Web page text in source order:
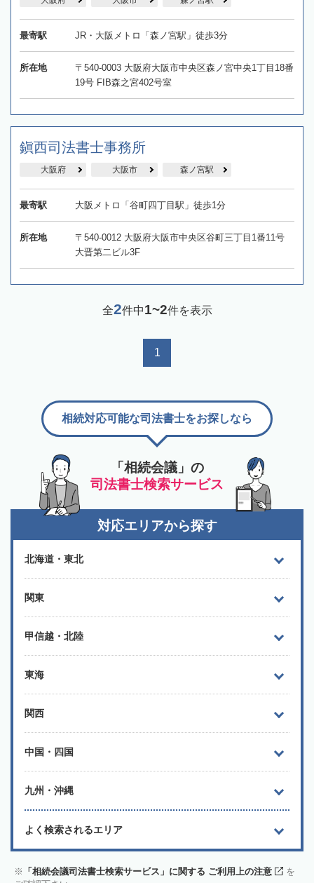
最寄駅 JR・大阪メトロ「森ノ宮駅」徒歩3分
所在地
〒540-0003 大阪府大阪市中央区森ノ宮中央1丁目18番
19号 FIB森之宮402号室
鎭西司法書士事務所
大阪府 大阪市 森ノ宮駅
最寄駅 大阪メトロ「谷町四丁目駅」徒歩1分
所在地
〒540-0012 大阪府大阪市中央区谷町三丁目1番11号
大晋第二ビル3F
全2件中1~2件を表示
1
「相続会議」の
司法書士検索サービス
相続対応可能な司法書士をお探しなら
対応エリアから探す
北海道・東北
関東
甲信越・北陸
東海
関西
中国・四国
九州・沖縄
よく検索されるエリア
「相続会議司法書士検索サービス」に関する ご利用上の注意
を